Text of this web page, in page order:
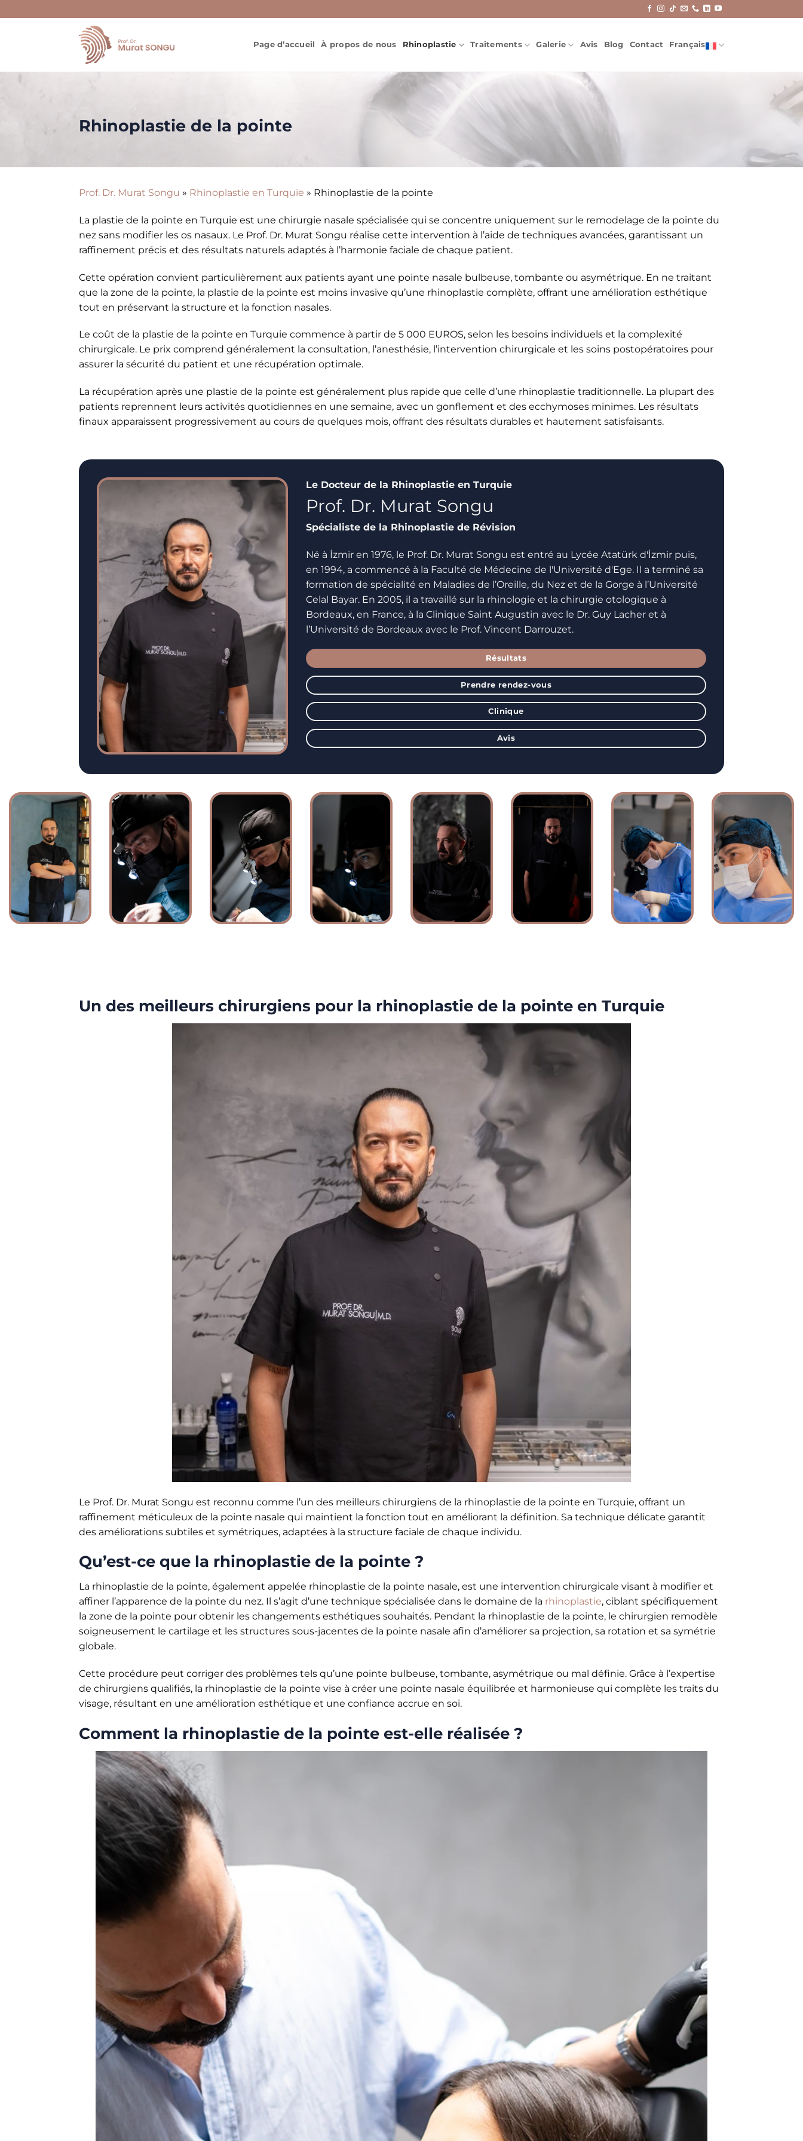
Page d’accueil À propos de nous Rhinoplastie Traitements Galerie Avis Blog Contact Français
Rhinoplastie de la pointe
Prof. Dr. Murat Songu » Rhinoplastie en Turquie » Rhinoplastie de la pointe
La plastie de la pointe en Turquie est une chirurgie nasale spécialisée qui se concentre uniquement sur le remodelage de la pointe du
nez sans modifier les os nasaux. Le Prof. Dr. Murat Songu réalise cette intervention à l’aide de techniques avancées, garantissant un
raffinement précis et des résultats naturels adaptés à l’harmonie faciale de chaque patient.
Cette opération convient particulièrement aux patients ayant une pointe nasale bulbeuse, tombante ou asymétrique. En ne traitant
que la zone de la pointe, la plastie de la pointe est moins invasive qu’une rhinoplastie complète, offrant une amélioration esthétique
tout en préservant la structure et la fonction nasales.
Le coût de la plastie de la pointe en Turquie commence à partir de 5 000 EUROS, selon les besoins individuels et la complexité
chirurgicale. Le prix comprend généralement la consultation, l’anesthésie, l’intervention chirurgicale et les soins postopératoires pour
assurer la sécurité du patient et une récupération optimale.
La récupération après une plastie de la pointe est généralement plus rapide que celle d’une rhinoplastie traditionnelle. La plupart des
patients reprennent leurs activités quotidiennes en une semaine, avec un gonflement et des ecchymoses minimes. Les résultats
finaux apparaissent progressivement au cours de quelques mois, offrant des résultats durables et hautement satisfaisants.
Le Docteur de la Rhinoplastie en Turquie
Prof. Dr. Murat Songu
Spécialiste de la Rhinoplastie de Révision
Né à İzmir en 1976, le Prof. Dr. Murat Songu est entré au Lycée Atatürk d'İzmir puis,
en 1994, a commencé à la Faculté de Médecine de l'Université d'Ege. Il a terminé sa
formation de spécialité en Maladies de l’Oreille, du Nez et de la Gorge à l’Université
Celal Bayar. En 2005, il a travaillé sur la rhinologie et la chirurgie otologique à
Bordeaux, en France, à la Clinique Saint Augustin avec le Dr. Guy Lacher et à
l’Université de Bordeaux avec le Prof. Vincent Darrouzet.
Résultats
Prendre rendez-vous
Clinique
Avis
Un des meilleurs chirurgiens pour la rhinoplastie de la pointe en Turquie
Le Prof. Dr. Murat Songu est reconnu comme l’un des meilleurs chirurgiens de la rhinoplastie de la pointe en Turquie, offrant un
raffinement méticuleux de la pointe nasale qui maintient la fonction tout en améliorant la définition. Sa technique délicate garantit
des améliorations subtiles et symétriques, adaptées à la structure faciale de chaque individu.
Qu’est-ce que la rhinoplastie de la pointe ?
La rhinoplastie de la pointe, également appelée rhinoplastie de la pointe nasale, est une intervention chirurgicale visant à modifier et
affiner l’apparence de la pointe du nez. Il s’agit d’une technique spécialisée dans le domaine de la rhinoplastie, ciblant spécifiquement
la zone de la pointe pour obtenir les changements esthétiques souhaités. Pendant la rhinoplastie de la pointe, le chirurgien remodèle
soigneusement le cartilage et les structures sous-jacentes de la pointe nasale afin d’améliorer sa projection, sa rotation et sa symétrie
globale.
Cette procédure peut corriger des problèmes tels qu’une pointe bulbeuse, tombante, asymétrique ou mal définie. Grâce à l’expertise
de chirurgiens qualifiés, la rhinoplastie de la pointe vise à créer une pointe nasale équilibrée et harmonieuse qui complète les traits du
visage, résultant en une amélioration esthétique et une confiance accrue en soi.
Comment la rhinoplastie de la pointe est-elle réalisée ?